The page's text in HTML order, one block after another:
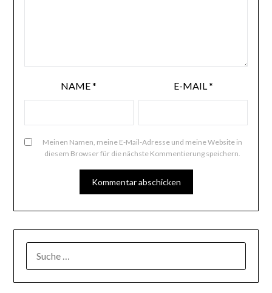
NAME* E-MAIL*
Meinen Namen, meine E-Mail-Adresse und meine Website in
diesem Browser für die nächste Kommentierung speichern.
NACH: